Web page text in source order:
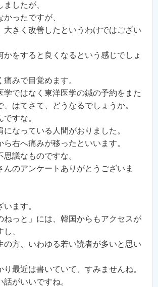
したが、
ったですが、
大きく改善したというわけではござい
かをすると良くなるという感じでしょ
みで目覚めます。
学ではなく東洋医学の鍼の予約をまた
、はてさて、どうなるでしょうか。
すな。
になっている人間がおりました。
ら右へ痛みが移ったといいます。
思議なものですな。
んのアンケートありがとうございま
ます。
ねっと」には、韓国からもアクセスが
、
の方、いわゆる若い読者が多いと思い
り最近は書いていて、すみませんね。
話がいいですね。